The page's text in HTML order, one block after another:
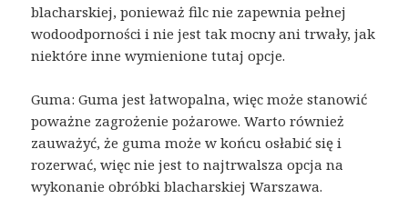
blacharskiej, ponieważ filc nie zapewnia pełnej
wodoodporności i nie jest tak mocny ani trwały, jak
niektóre inne wymienione tutaj opcje.
Guma: Guma jest łatwopalna, więc może stanowić
poważne zagrożenie pożarowe. Warto również
zauważyć, że guma może w końcu osłabić się i
rozerwać, więc nie jest to najtrwalsza opcja na
wykonanie obróbki blacharskiej Warszawa.